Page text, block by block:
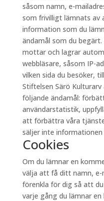
såsom namn, e-
som frivilligt lämnats av
information som du
ändamål som du
mottar och lagrar
webbläsare, såsom IP-
vilken sida du besöker,
Stiftelsen Särö
följande ändamål:
användarstatistik,
att förbättra våra
säljer inte
Cookies
Om du lämnar en
välja att få ditt namn,
förenkla för dig så att
varje gång du lämnar